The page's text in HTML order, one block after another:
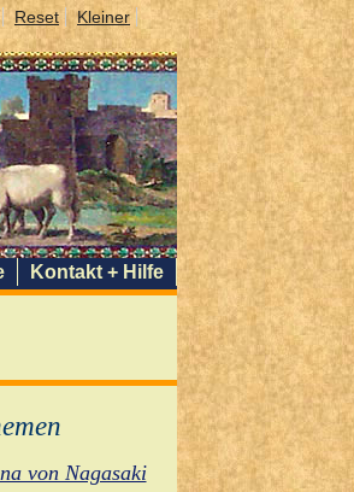
Reset Kleiner
Kontakt + Hilfe
von Nagasaki